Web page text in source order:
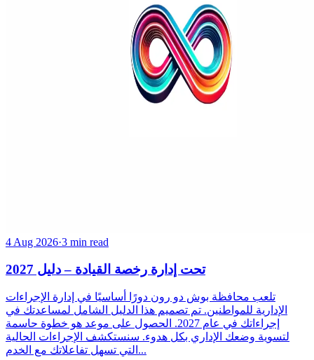
4 Aug 2026·3 min read
تحت إدارة رخصة القيادة – دليل 2027
تلعب محافظة بوش دو رون دورًا أساسيًا في إدارة الإجراءات
الإدارية للمواطنين. تم تصميم هذا الدليل الشامل لمساعدتك في
إجراءاتك في عام 2027. الحصول على موعد هو خطوة حاسمة
لتسوية وضعك الإداري بكل هدوء. سنستكشف الإجراءات الحالية
التي تسهل تفاعلاتك مع الخدم...